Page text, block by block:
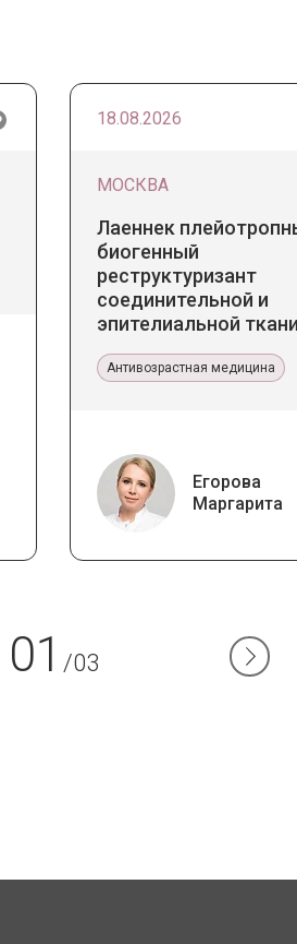
18.08.2026
МОСКВА
Лаеннек
биогенный
реструктуризант
соединительной и
эпителиальной
эстетической
Антивозрастная медицина
Егорова
Маргарита
01 /03